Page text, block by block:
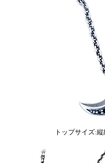
トップサイズ: